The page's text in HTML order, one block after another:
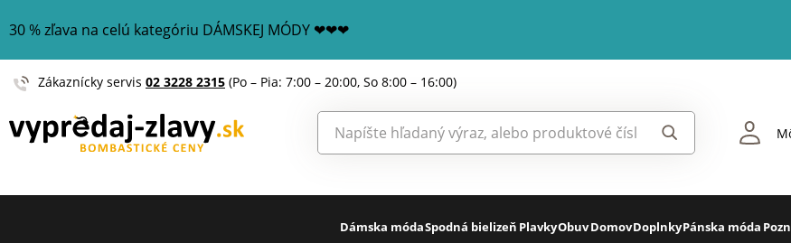
30 % zľava na celú kategóriu DÁMSKEJ MÓDY ❤❤❤
Zákaznícky servis 02 3228 2315 (Po – Pia: 7:00 – 20:00, So 8:00 – 16:00)
Dámska módaSpodná bielizeň PlavkyObuvDomovDoplnkyPánska móda